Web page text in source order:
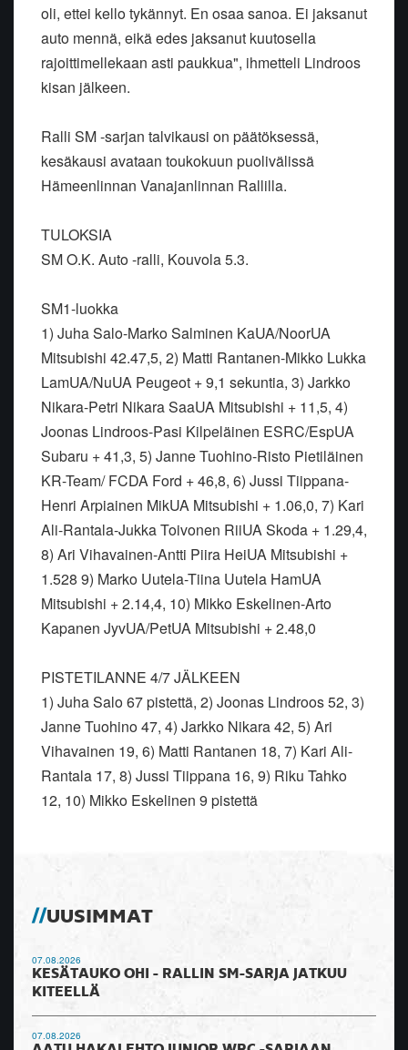
oli, ettei kello tykännyt. En osaa sanoa. Ei jaksanut
auto mennä, eikä edes jaksanut kuutosella
rajoittimellekaan asti paukkua", ihmetteli Lindroos
kisan jälkeen.
Ralli SM -sarjan talvikausi on päätöksessä,
kesäkausi avataan toukokuun puolivälissä
Hämeenlinnan Vanajanlinnan Rallilla.
TULOKSIA
SM O.K. Auto -ralli, Kouvola 5.3.
SM1-luokka
1) Juha Salo-Marko Salminen KaUA/NoorUA
Mitsubishi 42.47,5, 2) Matti Rantanen-Mikko Lukka
LamUA/NuUA Peugeot + 9,1 sekuntia, 3) Jarkko
Nikara-Petri Nikara SaaUA Mitsubishi + 11,5, 4)
Joonas Lindroos-Pasi Kilpeläinen ESRC/EspUA
Subaru + 41,3, 5) Janne Tuohino-Risto Pietiläinen
KR-Team/ FCDA Ford + 46,8, 6) Jussi Tiippana-
Henri Arpiainen MikUA Mitsubishi + 1.06,0, 7) Kari
Ali-Rantala-Jukka Toivonen RiiUA Skoda + 1.29,4,
8) Ari Vihavainen-Antti Piira HeiUA Mitsubishi +
1.528 9) Marko Uutela-Tiina Uutela HamUA
Mitsubishi + 2.14,4, 10) Mikko Eskelinen-Arto
Kapanen JyvUA/PetUA Mitsubishi + 2.48,0
PISTETILANNE 4/7 JÄLKEEN
1) Juha Salo 67 pistettä, 2) Joonas Lindroos 52, 3)
Janne Tuohino 47, 4) Jarkko Nikara 42, 5) Ari
Vihavainen 19, 6) Matti Rantanen 18, 7) Kari Ali-
Rantala 17, 8) Jussi Tiippana 16, 9) Riku Tahko
12, 10) Mikko Eskelinen 9 pistettä
UUSIMMAT
07.08.2026
KESÄTAUKO OHI - RALLIN SM-SARJA JATKUU
KITEELLÄ
07.08.2026